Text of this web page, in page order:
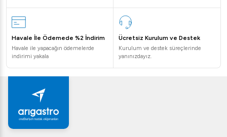
Havale İle Ödemede %2 İndirim
Havale ile yapacağın ödemelerde
indirimi yakala
Ücretsiz Kurulum ve Destek
Kurulum ve destek süreçlerinde
yanınızdayız.